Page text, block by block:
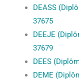
DEASS
37675
DEEJE
37679
DEES
DEME